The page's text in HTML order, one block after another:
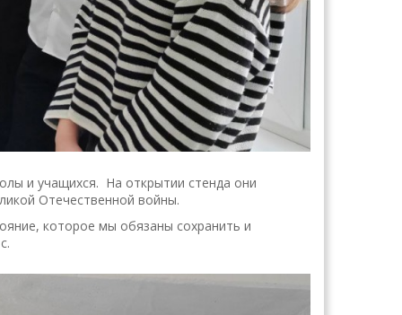
и учащихся. На открытии стенда они
Отечественной войны.
которое мы обязаны сохранить и